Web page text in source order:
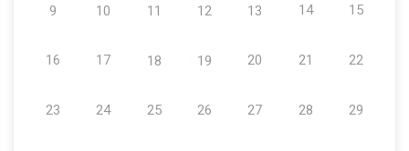
9 10 11 12 13 14 15
16 17 18 19 20 21 22
23 24 25 26 27 28 29